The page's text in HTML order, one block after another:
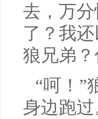
去，万
了？我
狼兄弟
“呵！”
身边跑